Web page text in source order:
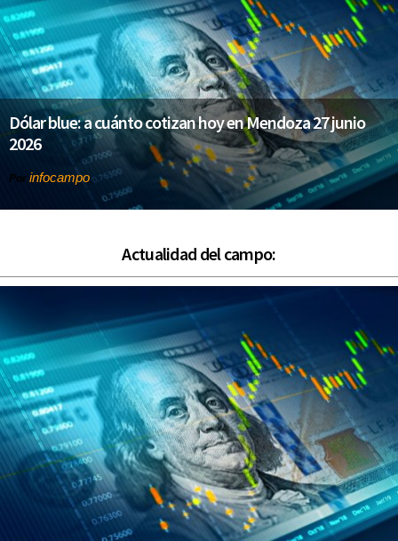
Dólar blue: a cuánto cotizan hoy en Mendoza 27 junio
2026
Por infocampo
Actualidad del campo: